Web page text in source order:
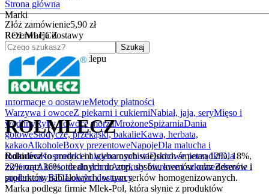
Złóż zamówienie5,90 zł
Rezerwacja dostawy
Czego szukasz?
Szukaj
KategorieKategorie sklepu
Rabatówka
Outlet
Informacje o dostawieMetody płatności
Warzywa i owoceZ piekarni i cukierniNabiał, jaja, seryMięso i
wędlinyRyby i owoce morzaMrożoneSpiżarniaDania
gotoweSłodycze, przekąski, bakalieKawa, herbata,
kakaoAlkoholeBoxy prezentoweNapojeDla malucha i
rodzicówKosmetyki i higiena osobistaDomowe porządkiDla
zwierzątAkcesoria do domuArtykuły biurowe i szkolneZdrowie i
suplementyBIOLokalni dostawcy
Strona główna
Marki
ROLMLECZ
ROLMLECZ
Rolmleczto producent wybornych wiejskich śmietan 12%, 18%,
22% oraz 36%, idealnych do zup, sosów, kremów oraz deserów i
produktów nabiałowych, w tym serków homogenizowanych.
Marka podlega firmie Mlek-Pol, która słynie z produktów